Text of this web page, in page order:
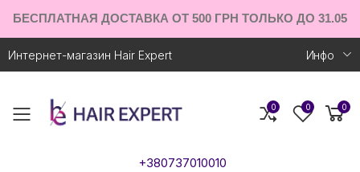
БЕСПЛАТНАЯ ДОСТАВКА ОТ 500 ГРН ТОЛЬКО ДО 31.05
Интернет-магазин Hair Expert Инфо
Toggle mobile menu
+380737010010
0 0 0